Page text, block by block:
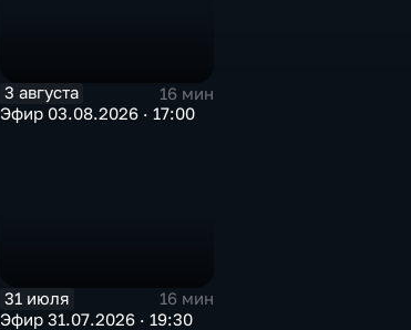
3 августа
16 мин
Эфир 03.08.2026 · 17:00
31 июля
16 мин
Эфир 31.07.2026 · 19:30